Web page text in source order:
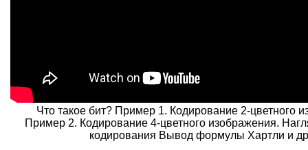
Что такое бит? Пример 1. Кодирование 2-цветного
Пример 2. Кодирование 4-цветного изображения.
кодирования Вывод формулы Хартли и